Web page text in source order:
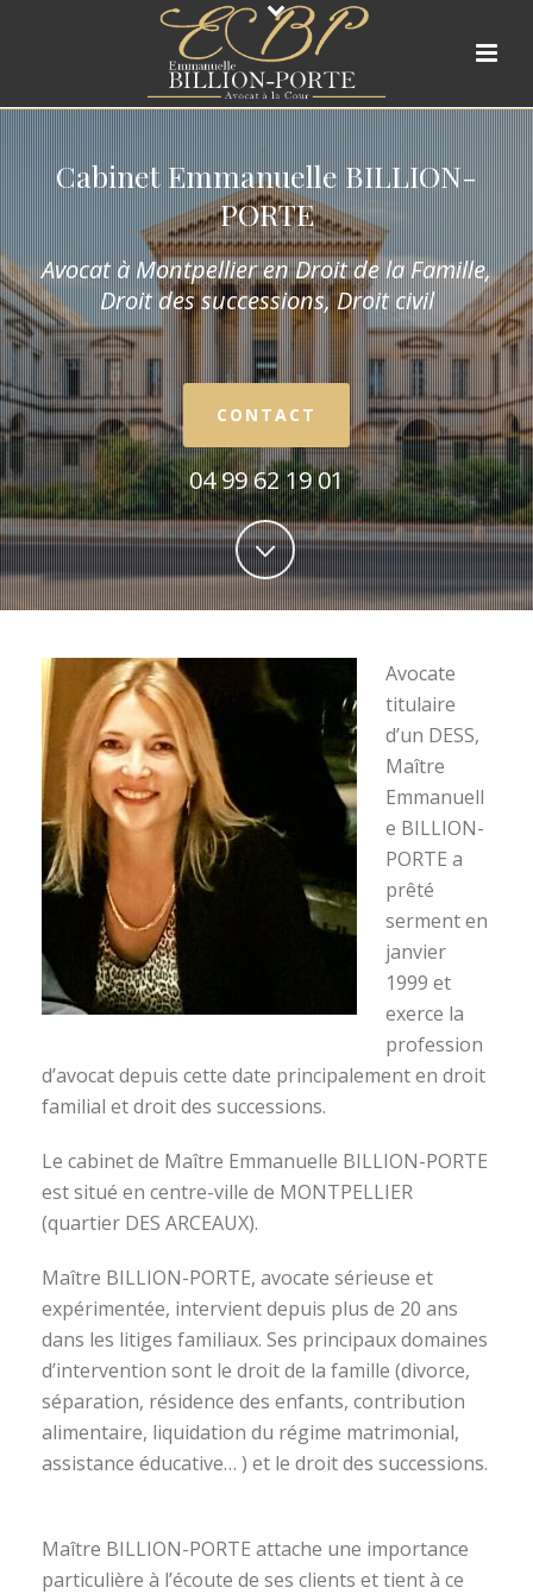
Cabinet Emmanuelle BILLION-
PORTE
Avocat à Montpellier en Droit de la Famille,
Droit des successions, Droit civil
CONTACT
04 99 62 19 01
Avocate
titulaire
d’un DESS,
Maître
Emmanuell
e BILLION-
PORTE a
prêté
serment en
janvier
1999 et
exerce la
profession
d’avocat depuis cette date principalement en droit
familial et droit des successions.
Le cabinet de Maître Emmanuelle BILLION-PORTE
est situé en centre-ville de MONTPELLIER
(quartier DES ARCEAUX).
Maître BILLION-PORTE, avocate sérieuse et
expérimentée, intervient depuis plus de 20 ans
dans les litiges familiaux. Ses principaux domaines
d’intervention sont le droit de la famille (divorce,
séparation, résidence des enfants, contribution
alimentaire, liquidation du régime matrimonial,
assistance éducative… ) et le droit des successions.
Maître BILLION-PORTE attache une importance
particulière à l’écoute de ses clients et tient à ce